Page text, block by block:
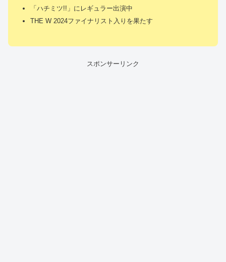
「ハチミツ!!」にレギュラー出演中
THE W 2024ファイナリスト入りを果たす
スポンサーリンク